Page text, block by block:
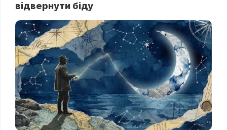
відвернути біду